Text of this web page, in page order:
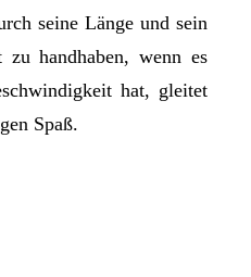
seine Länge und sein
handhaben, wenn es
hat, gleitet
Spaß.